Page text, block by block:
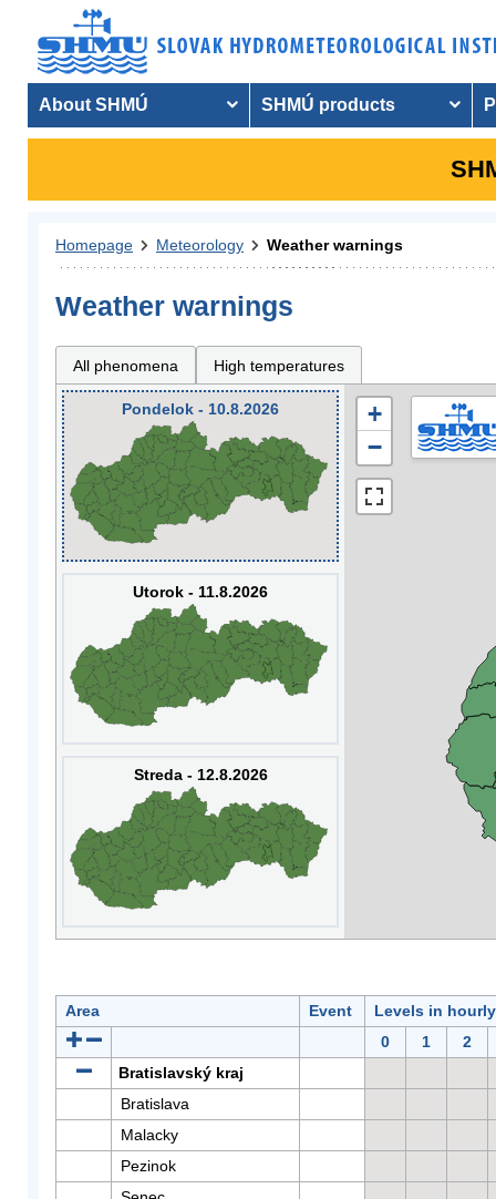
About SHMÚ SHMÚ products
Homepage Meteorology Weather warnings
Weather warnings
All phenomena High temperatures
Pondelok - 10.8.2026
Utorok - 11.8.2026
Streda - 12.8.2026
+
−
Area Event
Levels in
0
1
2
Bratislavský kraj
Bratislava
Malacky
Pezinok